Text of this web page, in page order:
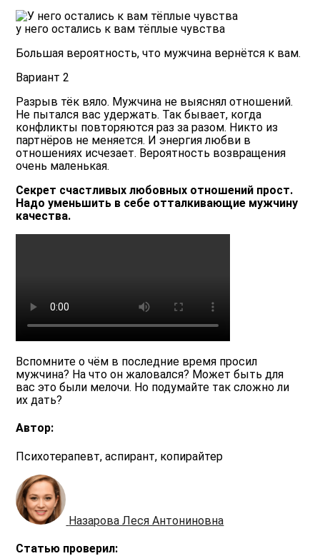
у него остались к вам тёплые чувства
Большая вероятность, что мужчина вернётся к вам.
Вариант 2
Разрыв тёк вяло. Мужчина не выяснял отношений.
Не пытался вас удержать. Так бывает, когда
конфликты повторяются раз за разом. Никто из
партнёров не меняется. И энергия любви в
отношениях исчезает. Вероятность возвращения
очень маленькая.
Секрет счастливых любовных отношений прост.
Надо уменьшить в себе отталкивающие мужчину
качества.
Вспомните о чём в последние время просил
мужчина? На что он жаловался? Может быть для
вас это были мелочи. Но подумайте так сложно ли
их дать?
Автор:
Психотерапевт, аспирант, копирайтер
Назарова Леся Антониновна
Статью проверил: